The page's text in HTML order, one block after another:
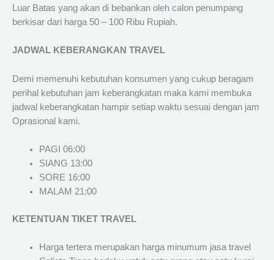
Luar Batas yang akan di bebankan oleh calon penumpang
berkisar dari harga 50 – 100 Ribu Rupiah.
JADWAL KEBERANGKAN TRAVEL
Demi memenuhi kebutuhan konsumen yang cukup beragam
perihal kebutuhan jam keberangkatan maka kami membuka
jadwal keberangkatan hampir setiap waktu sesuai dengan jam
Oprasional kami.
PAGI 06:00
SIANG 13:00
SORE 16:00
MALAM 21:00
KETENTUAN TIKET TRAVEL
Harga tertera merupakan harga minumum jasa travel